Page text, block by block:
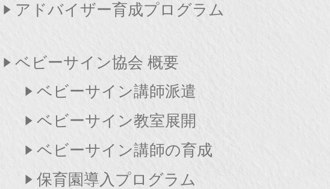
アドバイザー育成プログラム
ベビーサイン協会 概要
ベビーサイン講師派遣
ベビーサイン教室展開
ベビーサイン講師の育成
保育園導入プログラム